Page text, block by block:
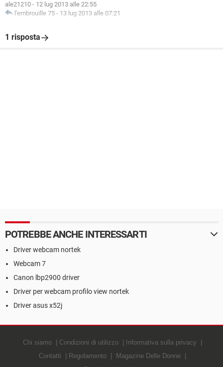
ale21210 - 12 lug 2013 alle 22:55
l'embrouille 75 - 13 lug 2013 alle 07:21
1 risposta
POTREBBE ANCHE INTERESSARTI
Driver webcam nortek
Webcam 7
Canon lbp2900 driver
Driver per webcam profilo view nortek
Driver asus x52j
Chi siamo Condizioni di utilizzo
Informativa sulla privacy
Contatti
Regolamento
Magazine Delle Donne